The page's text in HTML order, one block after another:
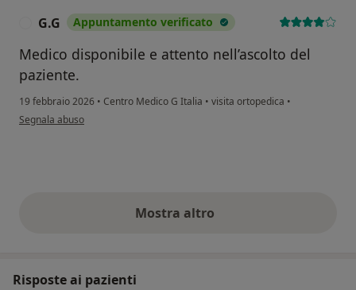
G.G Appuntamento verificato
Medico disponibile e attento nell’ascolto del
paziente.
19 febbraio 2026 • Centro Medico G Italia • visita ortopedica •
secondo l'opinione dell'utente G.G
Segnala abuso
Mostra altroopinioni di cui sopra
Risposte ai pazienti